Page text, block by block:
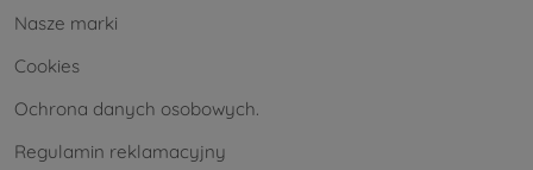
Nasze marki
Cookies
Ochrona danych osobowych.
Regulamin reklamacyjny